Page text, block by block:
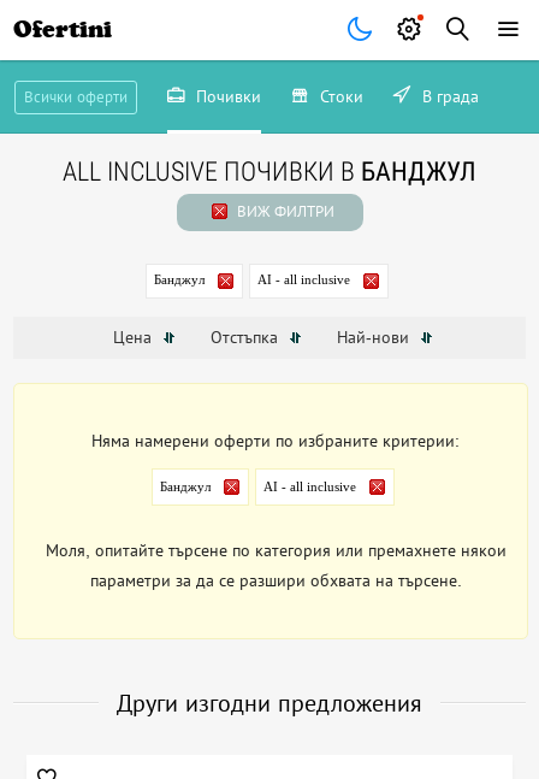
Ofertini
Всички оферти Почивки Стоки В града
ALL INCLUSIVE ПОЧИВКИ В БАНДЖУЛ
ВИЖ ФИЛТРИ
Банджул AI - all inclusive
Цена Отстъпка Най-нови
Няма намерени оферти по избраните критерии:
Банджул AI - all inclusive
Моля, опитайте търсене по категория или премахнете някои
параметри за да се разшири обхвата на търсене.
Други изгодни предложения